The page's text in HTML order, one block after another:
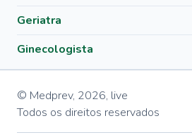
Geriatra
Ginecologista
© Medprev, 2026, live
Todos os direitos reservados